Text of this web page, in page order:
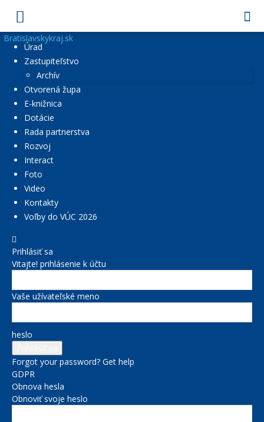
Bratislavskykraj.sk
Úrad
Zastupiteľstvo
Archív
Otvorená župa
E-knižnica
Dotácie
Rada partnerstva
Rozvoj
Interact
Foto
Video
Kontakty
Voľby do VÚC 2026
Prihlásiť sa
Vitajte! prihlásenie k účtu
Vaše užívateľské meno
heslo
Forgot your password? Get help
GDPR
Obnova hesla
Obnoviť svoje heslo